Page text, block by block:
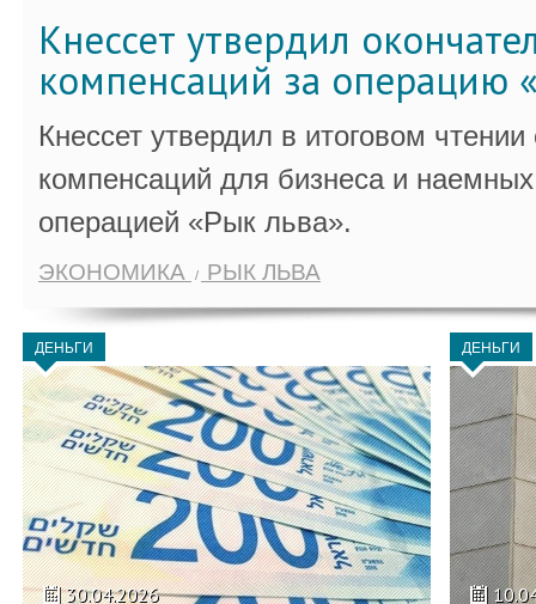
Кнессет утвердил
компенсаций за операцию
Кнессет утвердил в итоговом
компенсаций для бизнеса и
операцией «Рык льва».
ЭКОНОМИКА РЫК ЛЬВА
ДЕНЬГИ
30.04.2026
ДЕНЬГИ